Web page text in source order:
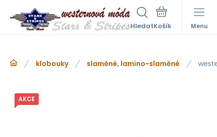
Hledat Menu
klobouky slaměné, lamino-slaměné
AKCE